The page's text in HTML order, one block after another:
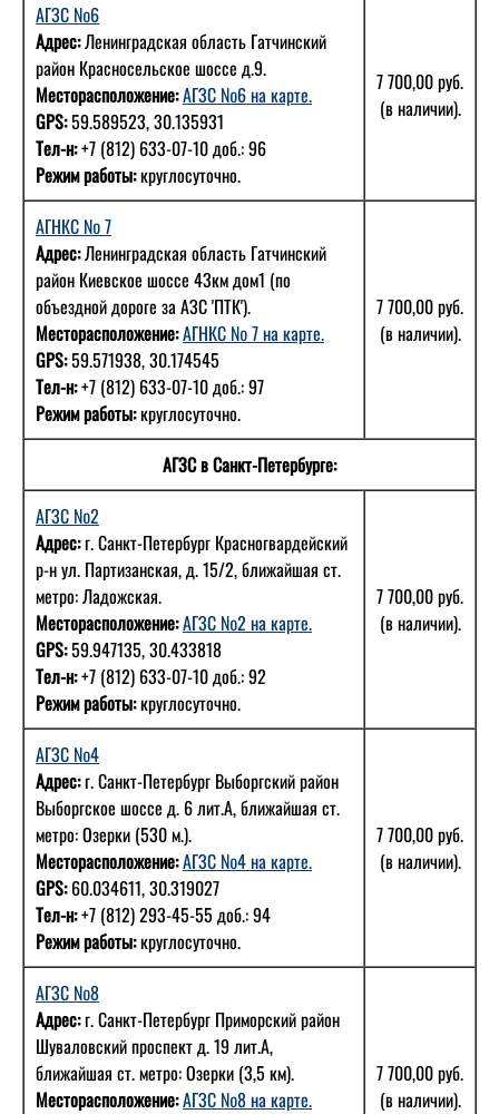
АГЗС №6
Адрес:Ленинградская область Гатчинский
район Красносельское шоссе д.9.
Месторасположение:АГЗС №6 на карте.
GPS:59.589523, 30.135931
Тел-н:+7 (812) 633-07-10 доб.: 96
Режим работы:круглосуточно.
7 700,00 руб.
(в наличии).
АГНКС № 7
Адрес:Ленинградская область Гатчинский
район Киевское шоссе 43км дом1 (по
объездной дороге за АЗС 'ПТК').
Месторасположение:АГНКС № 7 на карте.
GPS:59.571938, 30.174545
Тел-н:+7 (812) 633-07-10 доб.: 97
Режим работы:круглосуточно.
7 700,00 руб.
(в наличии).
АГЗС в Санкт-Петербурге:
АГЗС №2
Адрес:г. Санкт-Петербург Красногвардейский
р-н ул. Партизанская, д. 15/2, ближайшая ст.
метро: Ладожская.
Месторасположение:АГЗС №2 на карте.
GPS:59.947135, 30.433818
Тел-н:+7 (812) 633-07-10 доб.: 92
Режим работы:круглосуточно.
7 700,00 руб.
(в наличии).
АГЗС №4
Адрес:г. Санкт-Петербург Выборгский район
Выборгское шоссе д. 6 лит.А, ближайшая ст.
метро: Озерки (530 м.).
Месторасположение:АГЗС №4 на карте.
GPS: 60.034611, 30.319027
Тел-н:+7 (812) 293-45-55 доб.: 94
Режим работы:круглосуточно.
7 700,00 руб.
(в наличии).
АГЗС №8
Адрес:г. Санкт-Петербург Приморский район
Шуваловский проспект д. 19 лит.А,
ближайшая ст. метро: Озерки (3,5 км).
Месторасположение:АГЗС №8 на карте.
7 700,00 руб.
(в наличии).